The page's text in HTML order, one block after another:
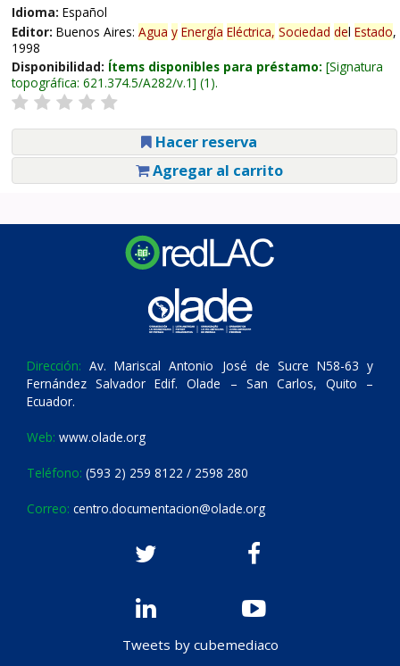
Idioma: Español
Editor: Buenos Aires: Agua y Energía Eléctrica, Sociedad del Estado,
1998
Disponibilidad: Ítems disponibles para préstamo: Signatura
topográfica: 621.374.5/A282/v.1 (1).
Hacer reserva
Agregar al carrito
Dirección: Av. Mariscal Antonio José de Sucre N58-63 y
Fernández Salvador Edif. Olade – San Carlos, Quito –
Ecuador.
Web: www.olade.org
Teléfono: (593 2) 259 8122 / 2598 280
Correo: centro.documentacion@olade.org
Tweets by cubemediaco